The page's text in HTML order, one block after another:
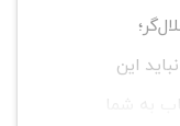
این
به شما